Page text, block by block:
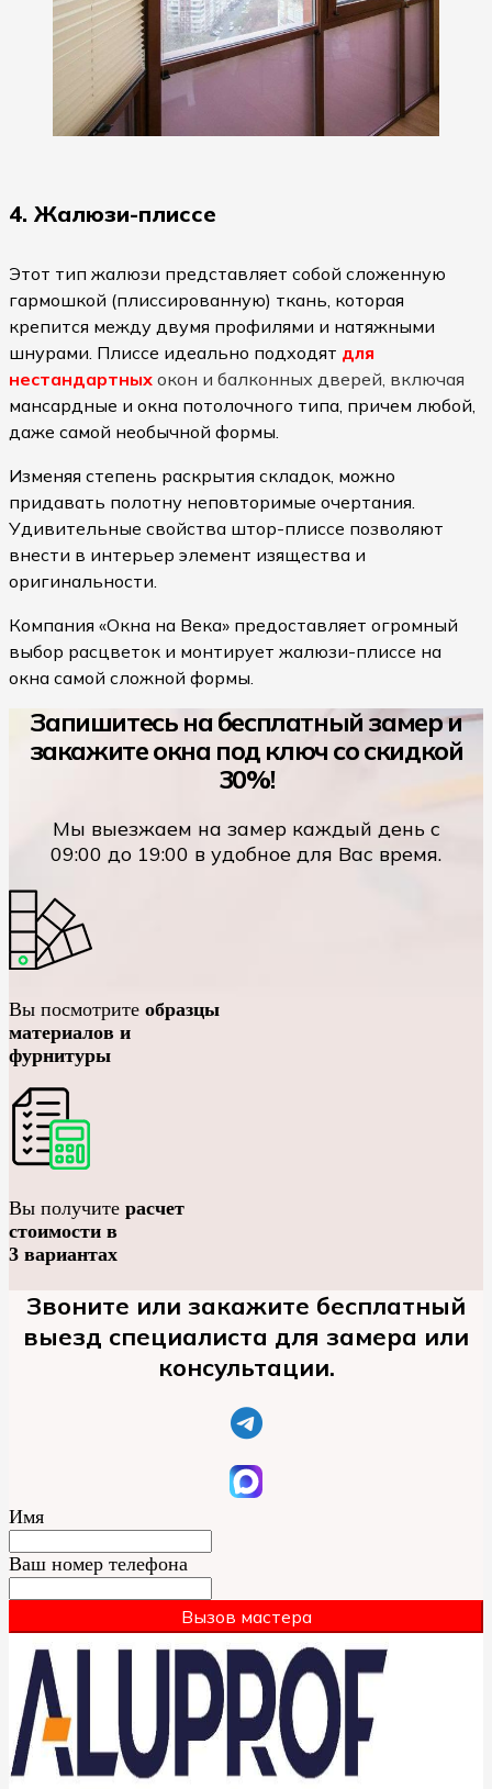
4. Жалюзи-плиссе
Этот тип жалюзи представляет собой сложенную
гармошкой (плиссированную) ткань, которая
крепится между двумя профилями и натяжными
шнурами. Плиссе идеально подходят для
нестандартных окон и балконных дверей, включая
мансардные и окна потолочного типа, причем любой,
даже самой необычной формы.
Изменяя степень раскрытия складок, можно
придавать полотну неповторимые очертания.
Удивительные свойства штор-плиссе позволяют
внести в интерьер элемент изящества и
оригинальности.
Компания «Окна на Века» предоставляет огромный
выбор расцветок и монтирует жалюзи-плиссе на
окна самой сложной формы.
Запишитесь на бесплатный замер и
закажите окна под ключ со скидкой
30%!
Мы выезжаем на замер каждый день с
09:00 до 19:00 в удобное для Вас время.
Вы посмотрите образцы
материалов и
фурнитуры
Вы получите расчет
стоимости в
3 вариантах
Звоните или закажите бесплатный
выезд специалиста для замера или
консультации.
Имя
Ваш номер телефона
Вызов мастера